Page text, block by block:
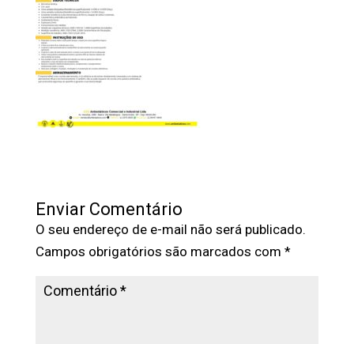
Enviar Comentário
O seu endereço de e-mail não será publicado.
Campos obrigatórios são marcados com *